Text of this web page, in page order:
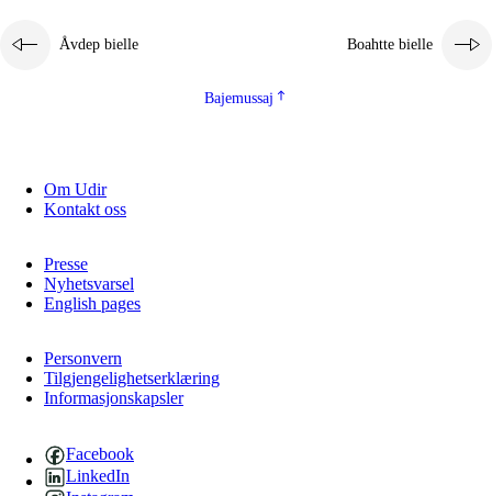
Åvdep bielle Boahtte bielle
Bajemussaj
Om Udir
Kontakt oss
Presse
Nyhetsvarsel
English pages
Personvern
Tilgjengelighetserklæring
Informasjonskapsler
Facebook
LinkedIn